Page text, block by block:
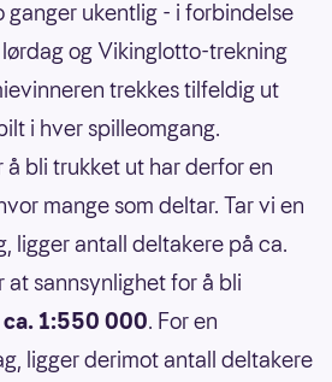
ganger ukentlig - i forbindelse
og Vikinglotto-trekning
trekkes tilfeldig ut
i hver spilleomgang.
bli trukket ut har derfor en
mange som deltar. Tar vi en
ligger antall deltakere på ca.
sannsynlighet for å bli
1:550 000. For en
ligger derimot antall deltakere